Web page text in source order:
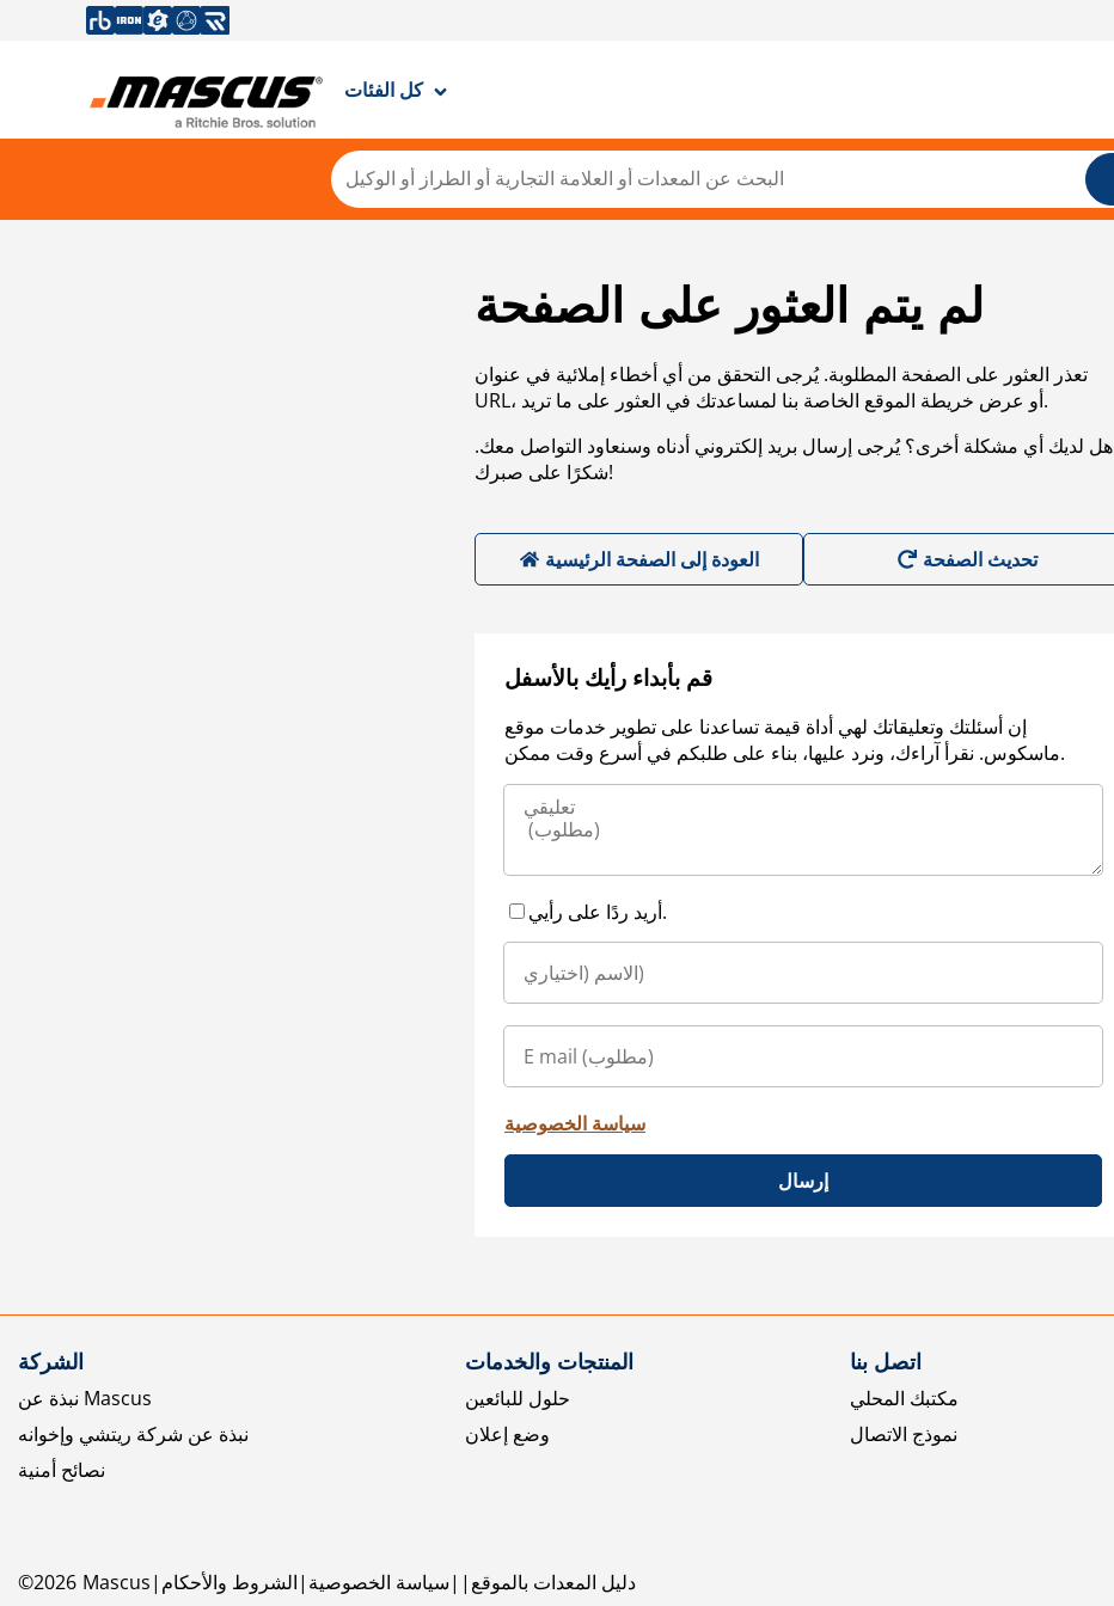
كل الفئات
لم يتم العثور على الصفحة
تعذر العثور على الصفحة المطلوبة. يُرجى التحقق من أي أخطاء إملائية في عنوان
URL، أو عرض خريطة الموقع الخاصة بنا لمساعدتك في العثور على ما تريد.
هل لديك أي مشكلة أخرى؟ يُرجى إرسال بريد إلكتروني أدناه وسنعاود التواصل معك.
شكرًا على صبرك!
العودة إلى الصفحة الرئيسية
قم بأبداء رأيك بالأسفل
إن أسئلتك وتعليقاتك لهي أداة قيمة تساعدنا على تطوير خدمات موقع
ماسكوس. نقرأ آراءك، ونرد عليها، بناء على طلبكم في أسرع وقت ممكن.
أريد ردًا على رأيي.
سياسة الخصوصية
إرسال
الشركة
نبذة عن Mascus
نبذة عن شركة ريتشي وإخوانه
نصائح أمنية
المنتجات والخدمات
حلول للبائعين
وضع إعلان
اتصل بنا
مكتبك المحلي
نموذج الاتصال
©2026 Mascus الشروط والأحكام سياسة الخصوصية دليل المعدات بالموقع